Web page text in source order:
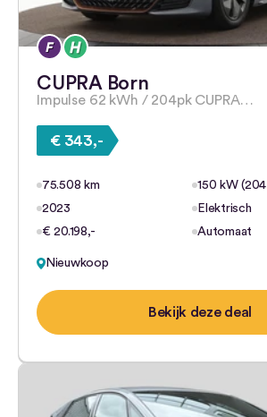
CUPRA Born
Impulse 62 kWh / 204pk CUPRA…
€ 343,-
75.508 km
150 kW
2023
Elektrisch
€ 20.198,-
Automaat
Nieuwkoop
Bekijk deze deal